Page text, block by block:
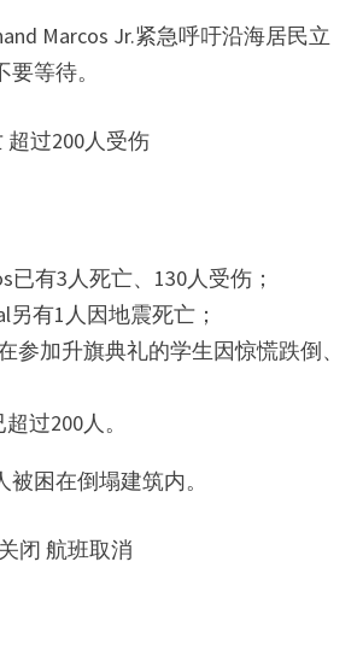
Marcos Jr.紧急呼吁沿海居民立
等待。
过200人受伤
已有3人死亡、130人受伤；
另有1人因地震死亡；
参加升旗典礼的学生因惊慌跌倒、
过200人。
困在倒塌建筑内。
闭 航班取消